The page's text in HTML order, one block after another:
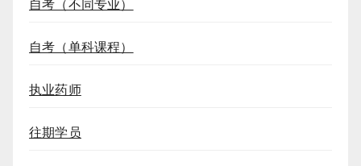
自考（不同专业）
自考（单科课程）
执业药师
往期学员